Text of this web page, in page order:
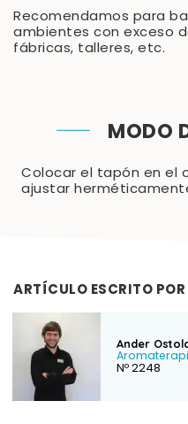
Recomendamos para
ambientes con exceso
fábricas, talleres, etc.
MODO
Colocar el tapón en el
ajustar
ARTÍCULO ESCRITO POR
Ander
Nº 2248